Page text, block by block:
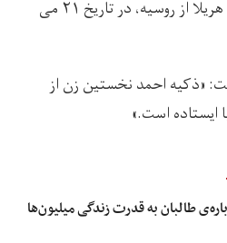
کوهنوردان، از جمله کرستین هریلا از روسیه، در تاریخ ۲۱ می
«ذکیه احمد نخستین زن از
ایستاده است.»
طالبان به قدرت زندگی میلیون‌ها